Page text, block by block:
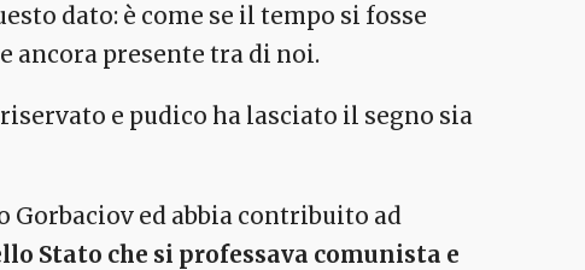
dato: è come se il tempo si fosse
ancora presente tra di noi.
riservato e pudico ha lasciato il segno sia
Gorbaciov ed abbia contribuito ad
Stato che si professava comunista e